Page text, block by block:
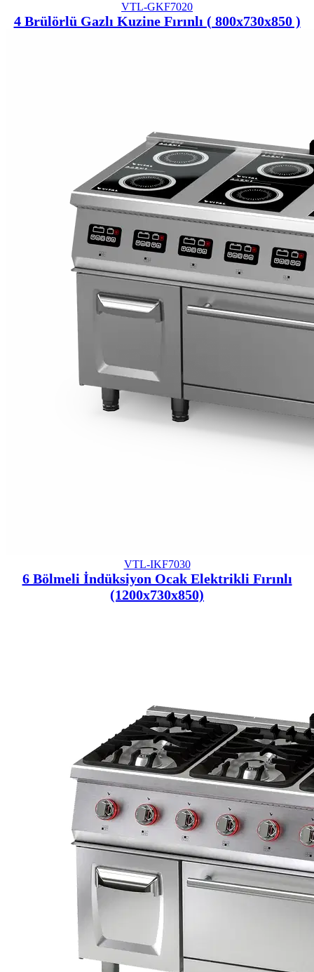
VTL-GKF7020
4 Brülörlü Gazlı Kuzine Fırınlı ( 800x730x850 )
VTL-IKF7030
6 Bölmeli İndüksiyon Ocak Elektrikli Fırınlı
(1200x730x850)